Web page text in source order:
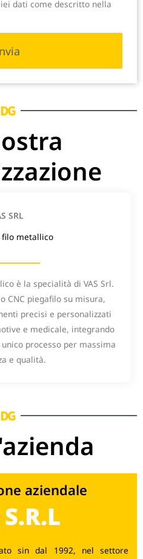
dati come descritto nella
DG
SRL
filo metallico
è la specialità di VAS Srl.
CNC piegafilo su misura,
precisi e personalizzati
e medicale, integrando
processo per massima
e qualità.
DG
aziendale
sin dal 1992, nel settore